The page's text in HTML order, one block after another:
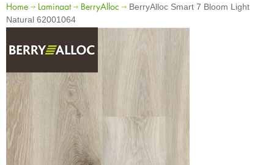
Home Laminaat BerryAlloc
BerryAlloc Smart 7 Bloom Light
Natural 62001064